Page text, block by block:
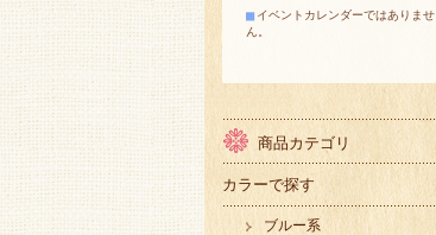
■ イベントカレンダーではありませ
ん。
商品カテゴリ
カラーで探す
ブルー系